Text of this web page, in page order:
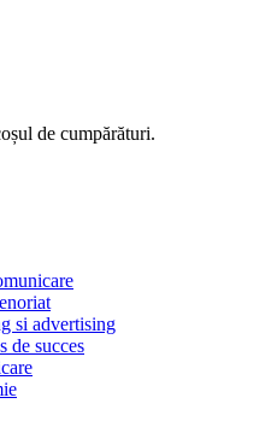
de cumpărături.
si advertising
de succes